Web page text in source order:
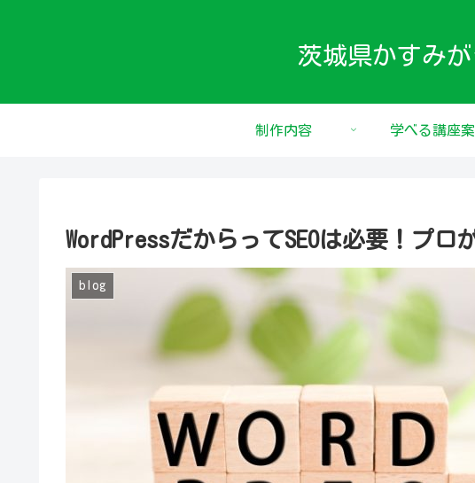
茨城県かすみ
制作内容 学べる講座
WordPressだからってSEOは必要！プロ
blog